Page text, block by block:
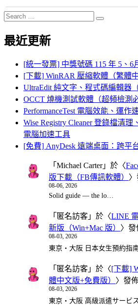
Search
for:
Search
最近更新
[統一發票] 中獎號碼 115 年 5、6
[下載] WinRAR 壓縮軟體（繁體
UltraEdit 純文字、程式碼編輯器
OCCT 燒機測試軟體（超頻檢測
PerformanceTest 電腦效能、運作
Wise Registry Cleaner 登錄檔清
電腦加速工具
[免費] AnyDesk 遠端桌面：跨平
「 Michael Carter」於〈
版下載（FB傳訊軟體）
08-06, 2026
Solid guide — the lo…
「 匿名訪客 」於〈LINE
新版（Win+Mac 版） 〉發
08-03, 2026
東京・大阪 日本女生預約指
「 匿名訪客 」於〈[下載]
體中文版+免費版） 〉發
08-03, 2026
東京・大阪 高級派遣サービ